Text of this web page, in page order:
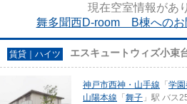
現在空室情報があ
舞多聞西D-room B棟へのお
賃貸｜ハイツ エスキュートウィズ小束
神戸市西神・山手線 「 学
山陽本線 「 舞子 」駅 バス